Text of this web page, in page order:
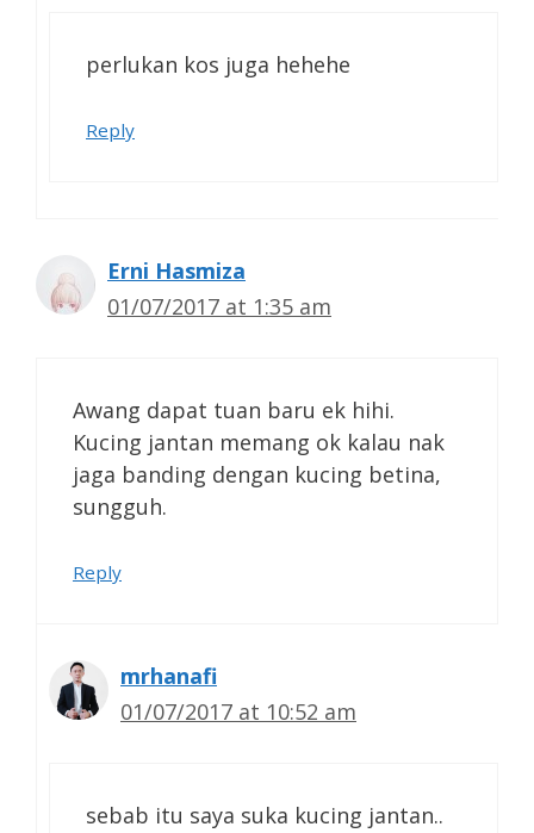
perlukan kos juga hehehe
Reply
Erni Hasmiza
01/07/2017 at 1:35 am
Awang dapat tuan baru ek hihi.
Kucing jantan memang ok kalau nak
jaga banding dengan kucing betina,
sungguh.
Reply
mrhanafi
01/07/2017 at 10:52 am
sebab itu saya suka kucing jantan..